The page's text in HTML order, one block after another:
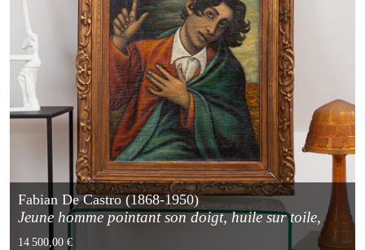
Fabian De Castro (1868-1950)
Jeune homme pointant son doigt, huile sur toile,
1926
14 500,00 €